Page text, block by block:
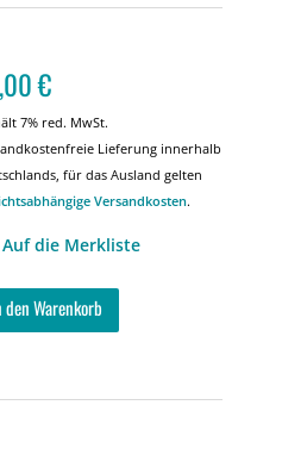
€
7% red. MwSt.
Lieferung innerhalb
für das Ausland gelten
Versandkosten.
Auf die Merkliste
den Warenkorb